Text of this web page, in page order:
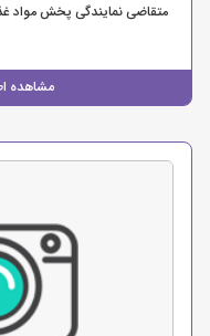
مشاهده
متقاضی نمایندگی پخش مواد